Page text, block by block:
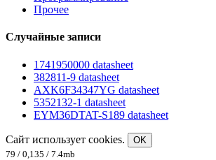
Прочее
Случайные записи
1741950000 datasheet
382811-9 datasheet
AXK6F34347YG datasheet
5352132-1 datasheet
EYM36DTAT-S189 datasheet
Сайт использует cookies.
OK
79 / 0,135 / 7.4mb